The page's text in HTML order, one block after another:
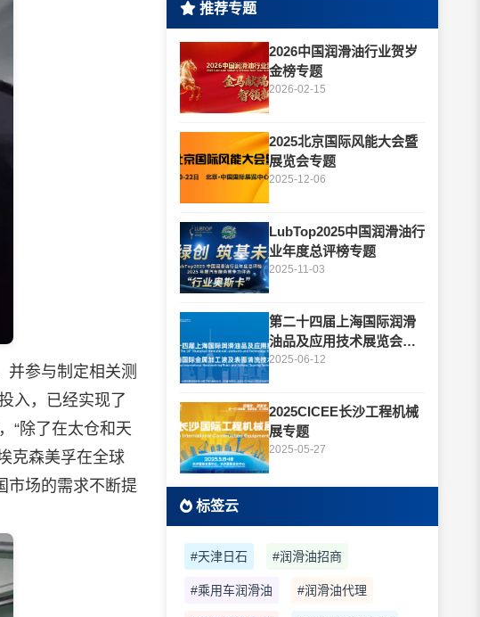
参与制定相关测
入，已经实现了
“除了在太仓和天
克森美孚在全球
市场的需求不断提
推荐专题
2026中国润滑油行业贺岁
金榜专题
2026-02-15
2025北京国际风能大会暨
展览会专题
2025-12-06
LubTop2025中国润滑油行
业年度总评榜专题
2025-11-03
第二十四届上海国际润滑
油品及应用技术展览会专
题
2025-06-12
2025CICEE长沙工程机械
展专题
2025-05-27
标签云
#天津日石 #润滑油招商
#乘用车润滑油 #润滑油代理